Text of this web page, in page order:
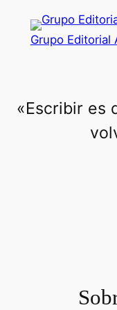
contenido
Grupo Editorial
«Escribir es